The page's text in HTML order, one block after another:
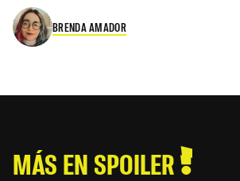
BRENDA AMADOR
MÁS EN SPOILER